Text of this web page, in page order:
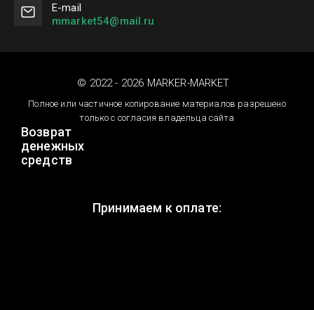
Е-mail
mmarket54@mail.ru
© 2022 - 2026 MARKER-MARKET
Полное или частичное копирование материалов разрешено
только с согласия владельца сайта
Возврат
денежных
средств
Принимаем к оплате: